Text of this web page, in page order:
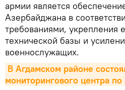
армии является
Азербайджана в
требованиями, укрепления
технической базы и
военнослужащих.
В Агдамском районе
мониторингового центра